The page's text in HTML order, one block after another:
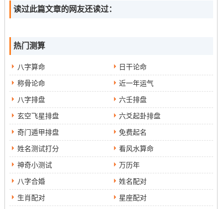
读过此篇文章的网友还读过：
热门测算
八字算命 日干论命
称骨论命 近一年运气
八字排盘 六壬排盘
玄空飞星排盘 六爻起卦排盘
奇门遁甲排盘 免费起名
姓名测试打分 看风水算命
神奇小测试 万历年
八字合婚 姓名配对
生肖配对 星座配对